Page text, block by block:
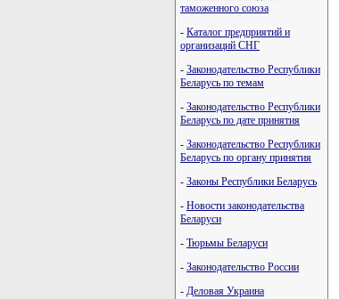
таможенного союза
- Каталог предприятий и
организаций СНГ
- Законодательство Республики
Беларусь по темам
- Законодательство Республики
Беларусь по дате принятия
- Законодательство Республики
Беларусь по органу принятия
- Законы Республики Беларусь
- Новости законодательства
Беларуси
- Тюрьмы Беларуси
- Законодательство России
- Деловая Украина